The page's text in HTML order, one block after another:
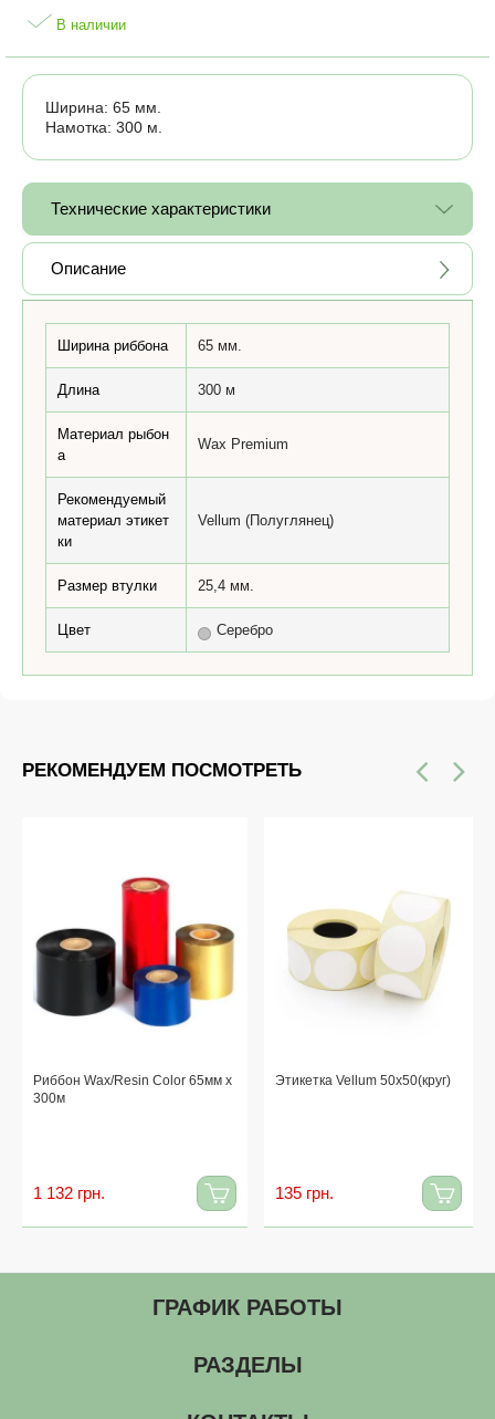
В наличии
Ширина: 65 мм.
Намотка: 300 м.
Технические характеристики
Описание
Ширина риббона 65 мм.
Длина 300 м
Материал рыбон
а
Wax Premium
Рекомендуемый
материал этикет
ки
Vellum (Полуглянец)
Размер втулки 25,4 мм.
Цвет Серебро
РЕКОМЕНДУЕМ ПОСМОТРЕТЬ
Риббон Wax/Resin Color 65мм x
300м
1 132 грн.
Этикетка Vellum 50x50(круг)
135 грн.
ГРАФИК РАБОТЫ
РАЗДЕЛЫ